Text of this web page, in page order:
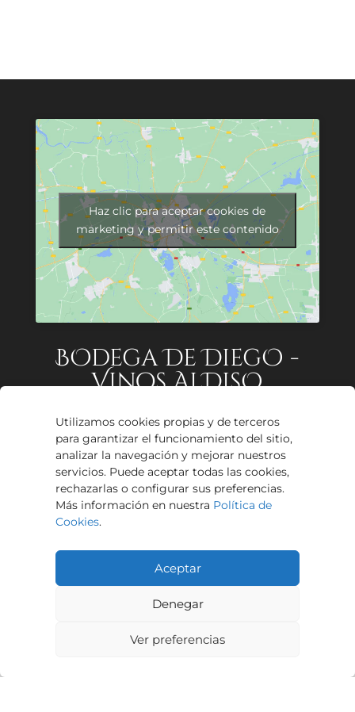
Utilizamos cookies propias y de terceros
para garantizar el funcionamiento del sitio,
analizar la navegación y mejorar nuestros
servicios. Puede aceptar todas las cookies,
rechazarlas o configurar sus preferencias.
Más información en nuestra Política de
Cookies.
Aceptar
Denegar
Ver preferencias
Haz clic para aceptar cookies de
marketing y permitir este contenido
BOdega De DiegO -
Vinos AlDisO
Avenida El Altillo, 5.
Proxinave, Nave 5,
11405, Jerez de la Frontera,
Cádiz
info@vinosaldiso.com
Mapa Web